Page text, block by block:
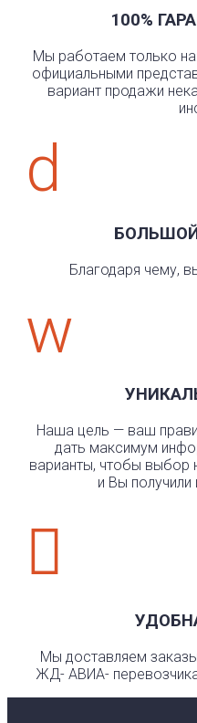
100%
Мы работаем только
официальными
вариант продажи
d
Благодаря чему,
w
Наша цель — ваш
дать максимум
варианты, чтобы выбор
и Вы получили

Мы доставляем
ЖД- АВИА-